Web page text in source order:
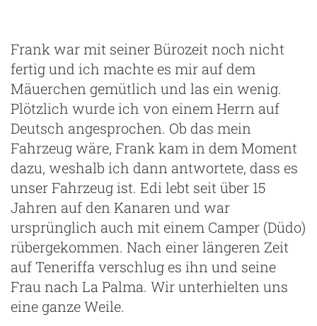
Frank war mit seiner Bürozeit noch nicht
fertig und ich machte es mir auf dem
Mäuerchen gemütlich und las ein wenig.
Plötzlich wurde ich von einem Herrn auf
Deutsch angesprochen. Ob das mein
Fahrzeug wäre, Frank kam in dem Moment
dazu, weshalb ich dann antwortete, dass es
unser Fahrzeug ist. Edi lebt seit über 15
Jahren auf den Kanaren und war
ursprünglich auch mit einem Camper (Düdo)
rübergekommen. Nach einer längeren Zeit
auf Teneriffa verschlug es ihn und seine
Frau nach La Palma. Wir unterhielten uns
eine ganze Weile.